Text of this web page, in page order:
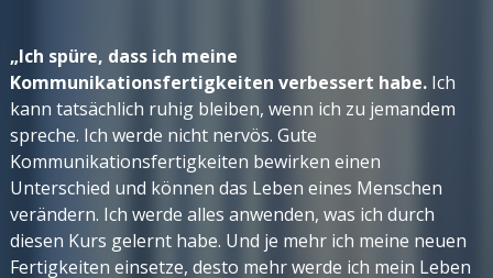
„Ich spüre, dass ich meine
Kommunikationsfertigkeiten verbessert habe. Ich
kann tatsächlich ruhig bleiben, wenn ich zu jemandem
spreche. Ich werde nicht nervös. Gute
Kommunikationsfertigkeiten bewirken einen
Unterschied und können das Leben eines Menschen
verändern. Ich werde alles anwenden, was ich durch
diesen Kurs gelernt habe. Und je mehr ich meine neuen
Fertigkeiten einsetze, desto mehr werde ich mein Leben